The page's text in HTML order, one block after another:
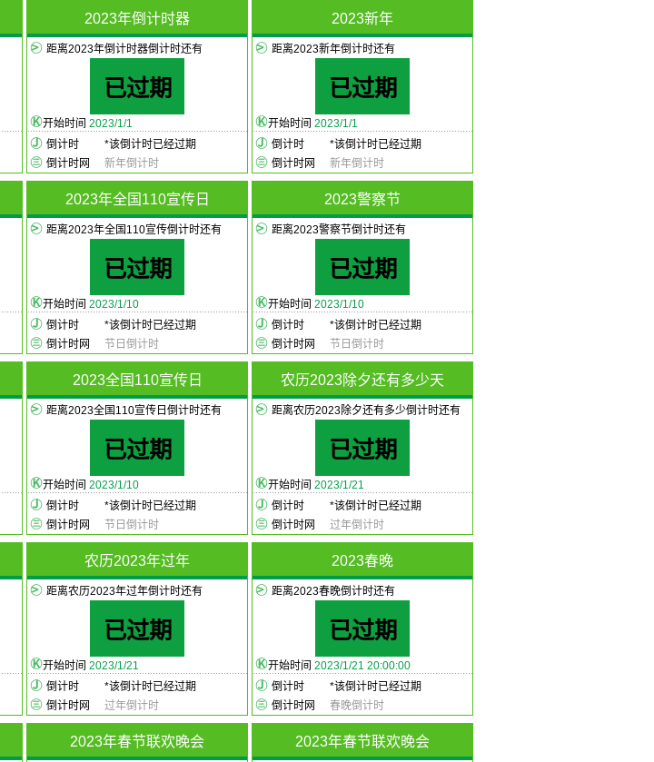
2023年倒计时器
距离2023年倒计时器倒计时还有
已过期
开始时间 2023/1/1
倒计时
*该倒计时已经过期
倒计时网
新年倒计时
2023新年
距离2023新年倒计时还有
已过期
开始时间 2023/1/1
倒计时
*该倒计时已经过期
倒计时网
新年倒计时
2023年全国110宣传日
距离2023年全国110宣传倒计时还有
已过期
开始时间 2023/1/10
倒计时
*该倒计时已经过期
倒计时网
节日倒计时
2023警察节
距离2023警察节倒计时还有
已过期
开始时间 2023/1/10
倒计时
*该倒计时已经过期
倒计时网
节日倒计时
2023全国110宣传日
距离2023全国110宣传日倒计时还有
已过期
开始时间 2023/1/10
倒计时
*该倒计时已经过期
倒计时网
节日倒计时
农历2023除夕还有多少天
距离农历2023除夕还有多少倒计时还有
已过期
开始时间 2023/1/21
倒计时
*该倒计时已经过期
倒计时网
过年倒计时
农历2023年过年
距离农历2023年过年倒计时还有
已过期
开始时间 2023/1/21
倒计时
*该倒计时已经过期
倒计时网
过年倒计时
2023春晚
距离2023春晚倒计时还有
已过期
开始时间 2023/1/21 20:00:00
倒计时
*该倒计时已经过期
倒计时网
春晚倒计时
2023年春节联欢晚会 2023年春节联欢晚会